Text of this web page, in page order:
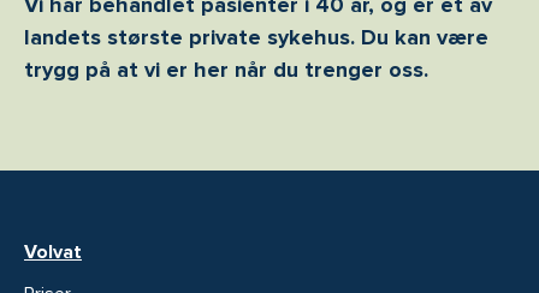
landets største private sykehus. Du kan være
trygg på at vi er her når du trenger oss.
Volvat